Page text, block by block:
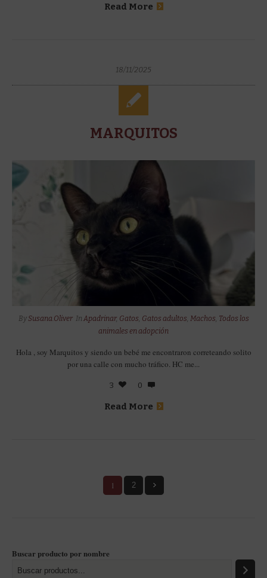
Read More
18/11/2025
MARQUITOS
By Susana.Oliver In Apadrinar, Gatos, Gatos adultos, Machos, Todos los
animales en adopción
Hola , soy Marquitos y siendo un bebé me encontraron correteando solito
por una calle con mucho tráfico. HC me...
3 0
Read More
1 2
Buscar producto por nombre